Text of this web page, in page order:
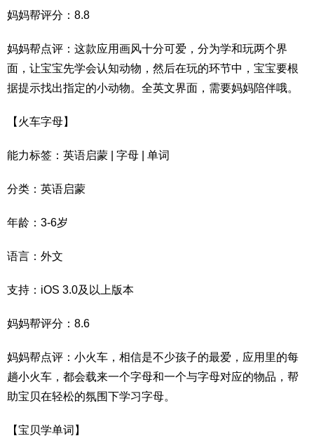
妈妈帮评分：8.8
妈妈帮点评：这款应用画风十分可爱，分为学和玩两个界
面，让宝宝先学会认知动物，然后在玩的环节中，宝宝要根
据提示找出指定的小动物。全英文界面，需要妈妈陪伴哦。
【火车字母】
能力标签：英语启蒙 | 字母 | 单词
分类：英语启蒙
年龄：3-6岁
语言：外文
支持：iOS 3.0及以上版本
妈妈帮评分：8.6
妈妈帮点评：小火车，相信是不少孩子的最爱，应用里的每
趟小火车，都会载来一个字母和一个与字母对应的物品，帮
助宝贝在轻松的氛围下学习字母。
【宝贝学单词】